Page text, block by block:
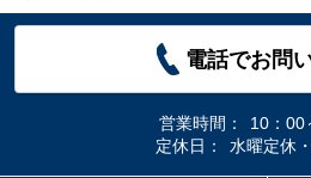
電話でお問
営業時間：
10：00
定休日：
水曜定休